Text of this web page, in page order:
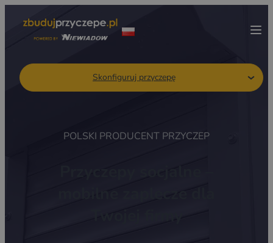
Skonfiguruj przyczepę
POLSKI PRODUCENT PRZYCZEP